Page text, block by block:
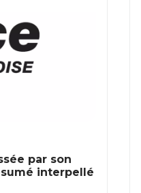
par son
interpellé